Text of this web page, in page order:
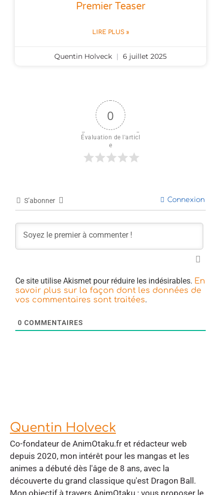
Premier Teaser
LIRE PLUS »
Quentin Holveck 6 juillet 2025
0
Évaluation de l'articl
e
S’abonner Connexion
Ce site utilise Akismet pour réduire les indésirables. En
savoir plus sur la façon dont les données de
vos commentaires sont traitées.
0 COMMENTAIRES
Quentin Holveck
Co-fondateur de AnimOtaku.fr et rédacteur web
depuis 2020, mon intérêt pour les mangas et les
animes a débuté dès l'âge de 8 ans, avec la
découverte du grand classique qu'est Dragon Ball.